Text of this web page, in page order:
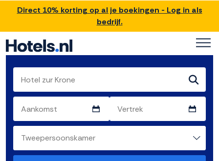
Direct 10% korting op al je boekingen - Log in als
bedrijf.